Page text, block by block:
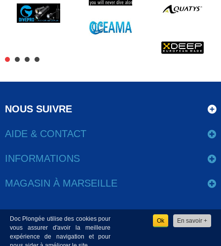
NOUS SUIVRE
AIDE & CONTACT
INFORMATIONS
MAGASIN À MARSEILLE
www.docplongee.com - Copyright 2020 - Tous les droits sont
réservés - CNIL N°2073311 v 0 - Réalisation par
Doc Plongée utilise des cookies pour
vous assurer d'avoir la meilleure
expérience de navigation et pour
Ok En savoir +